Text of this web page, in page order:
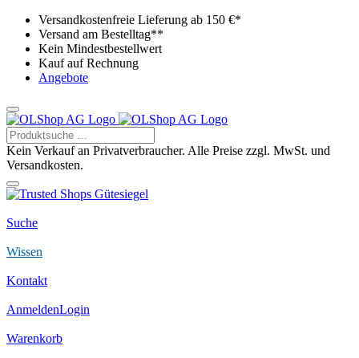
Versandkostenfreie Lieferung ab 150 €*
Versand am Bestelltag**
Kein Mindestbestellwert
Kauf auf Rechnung
Angebote
Kein Verkauf an Privatverbraucher. Alle Preise zzgl. MwSt. und
Versandkosten.
Suche
Wissen
Kontakt
AnmeldenLogin
Warenkorb